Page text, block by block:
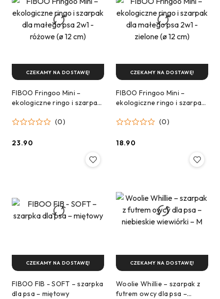
FIBOO Fringoo Mini –
ekologiczne ringo i szarpak
różowe (ø 12 cm)
(0)
Cena:
23.90
CZEKAMY NA DOSTAWĘ!
FIBOO Fringoo Mini –
ekologiczne ringo i szarpak
zielone (ø 12 cm)
(0)
Cena:
18.90
CZEKAMY NA DOSTAWĘ!
FIBOO FIB - SOFT – szarpka
dla psa – miętowy
CZEKAMY NA DOSTAWĘ!
Woolie Whillie – szarpak z
futrem owcy dla psa –
CZEKAMY NA DOSTAWĘ!